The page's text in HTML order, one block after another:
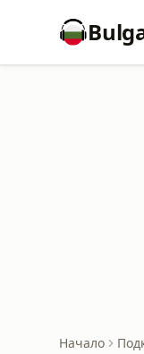
Начало